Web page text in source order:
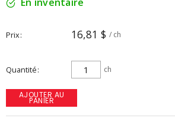
Prix 16,81 $ / ch
Quantité ch
AJOUTER AU
PANIER